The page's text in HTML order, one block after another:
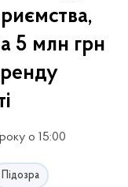
5 млн грн
о 15:00
Підозра